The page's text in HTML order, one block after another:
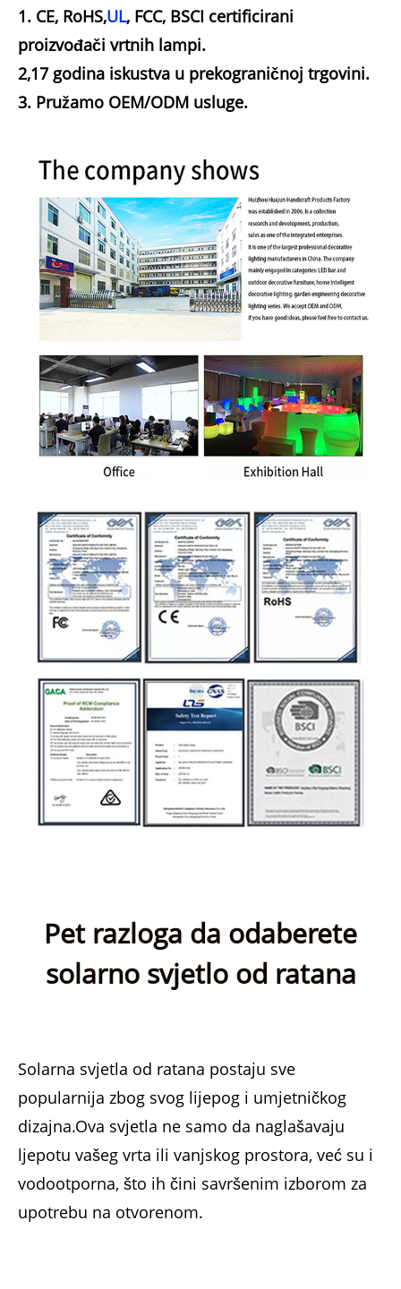
1. CE, RoHS,UL, FCC, BSCI certificirani
proizvođači vrtnih lampi.
2,17 godina iskustva u prekograničnoj trgovini.
3. Pružamo OEM/ODM usluge.
Pet razloga da odaberete
solarno svjetlo od ratana
Solarna svjetla od ratana postaju sve
popularnija zbog svog lijepog i umjetničkog
dizajna.Ova svjetla ne samo da naglašavaju
ljepotu vašeg vrta ili vanjskog prostora, već su i
vodootporna, što ih čini savršenim izborom za
upotrebu na otvorenom.